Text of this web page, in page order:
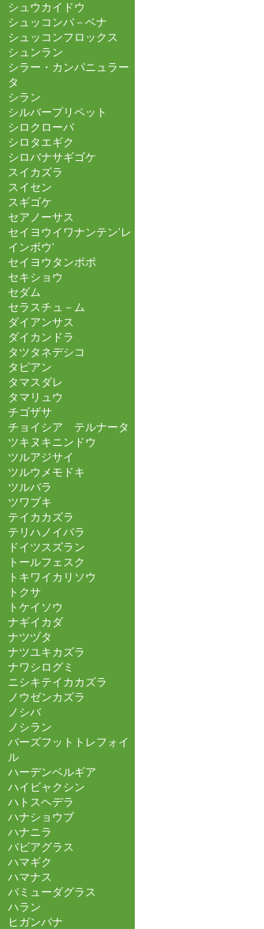
シュウカイドウ
シュッコンバ－ベナ
シュッコンフロックス
シュンラン
シラー・カンパニュラー
タ
シラン
シルバープリペット
シロクローバ
シロタエギク
シロバナサギゴケ
スイカズラ
スイセン
スギゴケ
セアノーサス
セイヨウイワナンテン'レ
インボウ'
セイヨウタンポポ
セキショウ
セダム
セラスチュ－ム
ダイアンサス
ダイカンドラ
タツタネデシコ
タピアン
タマスダレ
タマリュウ
チゴザサ
チョイシア テルナータ
ツキヌキニンドウ
ツルアジサイ
ツルウメモドキ
ツルバラ
ツワブキ
テイカカズラ
テリハノイバラ
ドイツスズラン
トールフェスク
トキワイカリソウ
トクサ
トケイソウ
ナギイカダ
ナツヅタ
ナツユキカズラ
ナワシログミ
ニシキテイカカズラ
ノウゼンカズラ
ノシバ
ノシラン
バーズフットトレフォイ
ル
ハーデンベルギア
ハイビャクシン
ハトスヘデラ
ハナショウブ
ハナニラ
バビアグラス
ハマギク
ハマナス
バミューダグラス
ハラン
ヒガンバナ